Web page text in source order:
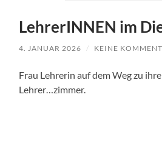
LehrerINNEN im
4. JANUAR 2026 / KEINE
Frau Lehrerin auf dem Weg zu
Lehrer…zimmer.